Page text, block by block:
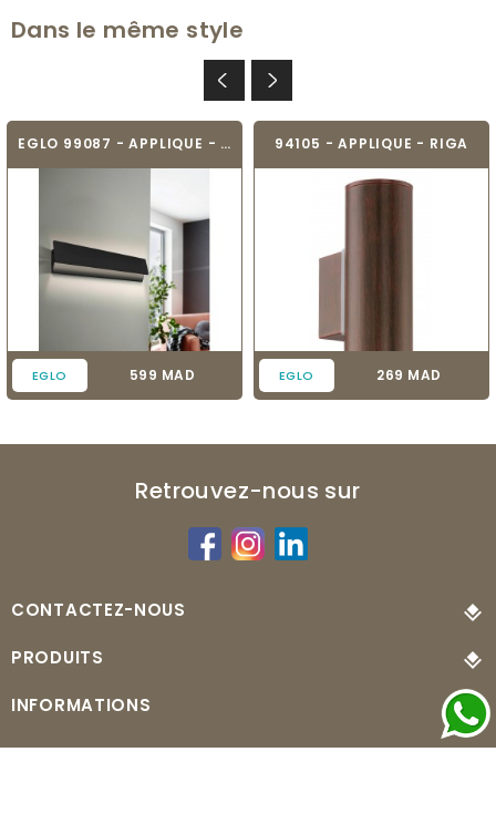
Dans le même style
EGLO 99087 - APPLIQUE - ZUBIALDE
EGLO Prix
599 MAD
94105 - APPLIQUE - RIGA
EGLO Prix
269 MAD
Retrouvez-nous sur
CONTACTEZ-NOUS
PRODUITS
INFORMATIONS